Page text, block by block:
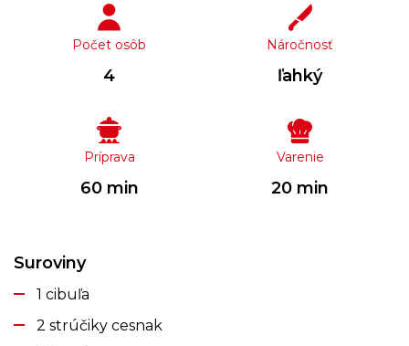
Počet osôb
4
Náročnosť
ľahký
Príprava
60 min
Varenie
20 min
Suroviny
1 cibuľa
2 strúčiky cesnak